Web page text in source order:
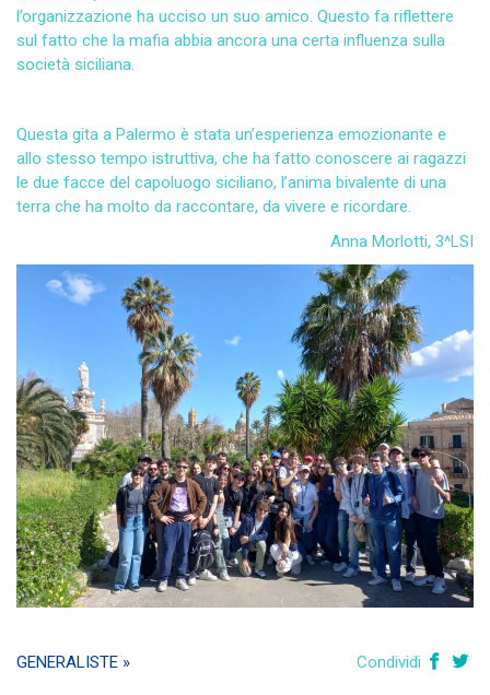
l’organizzazione ha ucciso un suo amico. Questo fa riflettere
sul fatto che la mafia abbia ancora una certa influenza sulla
società siciliana.
Questa gita a Palermo è stata un’esperienza emozionante e
allo stesso tempo istruttiva, che ha fatto conoscere ai ragazzi
le due facce del capoluogo siciliano, l’anima bivalente di una
terra che ha molto da raccontare, da vivere e ricordare.
Anna Morlotti, 3^LSI
GENERALISTE » Condividi